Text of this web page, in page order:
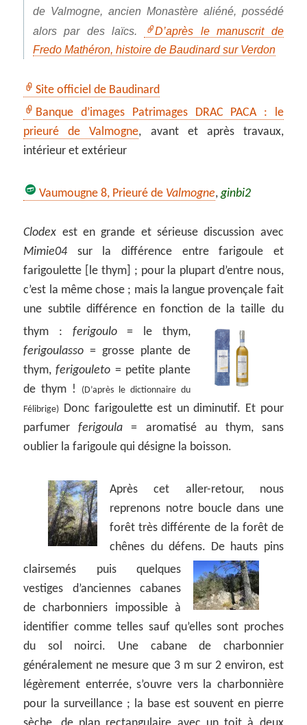
de Valmogne, ancien Monastère aliéné, possédé
alors par des laïcs.
D’après le manuscrit de
Fredo Mathéron, histoire de Baudinard sur Verdon
Site officiel de Baudinard
Banque d’images Patrimages DRAC PACA : le
prieuré de Valmogne, avant et après travaux,
intérieur et extérieur
Vaumougne 8, Prieuré de Valmogne,ginbi2
Clodex est en grande et sérieuse discussion avec
Mimie04 sur la différence entre farigoule et
farigoulette [le thym] ; pour la plupart d’entre nous,
c’est la même chose ; mais la langue provençale fait
une subtile différence en fonction de la taille du
thym : ferigoulo= le thym,
ferigoulasso = grosse plante de
thym,ferigouleto = petite plante
de thym !
(D’après le dictionnaire du
Félibrige) Donc farigoulette est un diminutif. Et pour
parfumerferigoula = aromatisé au thym, sans
oublier la farigoule qui désigne la boisson.
Après cet aller-retour, nous
reprenons notre boucle dans une
forêt très différente de la forêt de
chênes du défens. De hauts pins
clairsemés puis quelques
vestiges d’anciennes cabanes
de charbonniers impossible à
identifier comme telles sauf qu’elles sont proches
du sol noirci. Une cabane de charbonnier
généralement ne mesure que 3 m sur 2 environ, est
légèrement enterrée, s’ouvre vers la charbonnière
pour la surveillance ; la base est souvent en pierre